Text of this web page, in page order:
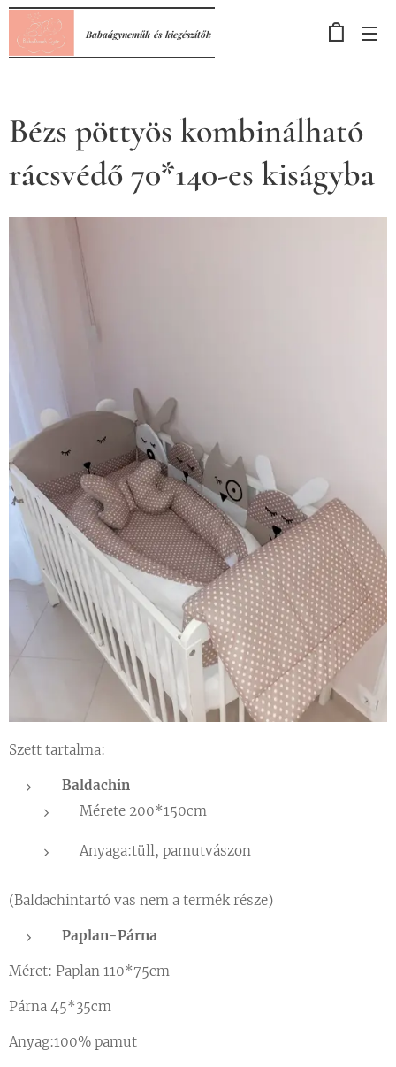
Babaágyneműk és kiegészítők
Bézs pöttyös kombinálható
rácsvédő 70*140-es kiságyba
Szett tartalma:
Baldachin
Mérete 200*150cm
Anyaga:tüll, pamutvászon
(Baldachintartó vas nem a termék része)
Paplan-Párna
Méret: Paplan 110*75cm
Párna 45*35cm
Anyag:100% pamut